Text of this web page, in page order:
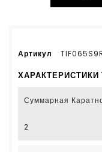
Артикул
ХАРАКТЕРИСТИКИ
Суммарная
2